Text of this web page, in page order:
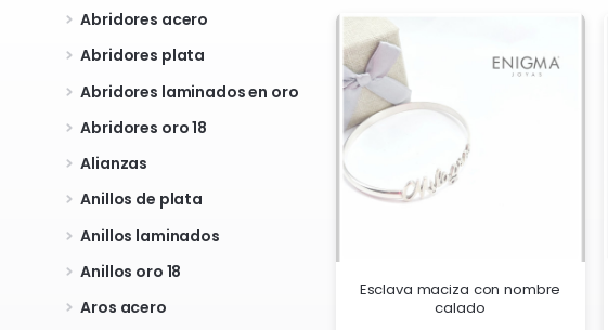
Abridores acero
Abridores plata
Abridores laminados en oro
Abridores oro 18
Alianzas
Anillos de plata
Anillos laminados
Anillos oro 18
Aros acero
Esclava maciza con nombre
calado